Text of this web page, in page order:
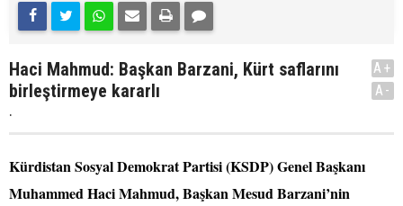
Haci Mahmud: Başkan Barzani, Kürt saflarını
birleştirmeye kararlı
.
A+
A-
Kürdistan Sosyal Demokrat Partisi (KSDP) Genel Başkanı
Muhammed Haci Mahmud, Başkan Mesud Barzani’nin